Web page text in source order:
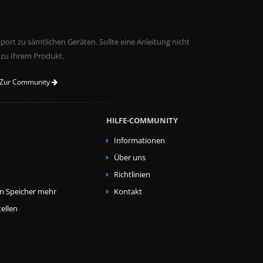
zu sämtlichen Geräten. Sollte eine Anleitung nicht
Ihrem Produkt.
Zur Community
Speicher mehr
HILFE-COMMUNITY
Informationen
Über uns
Richtlinien
Kontakt